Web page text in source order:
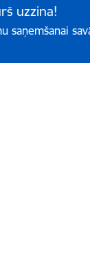
uzzina!
saņemšanai